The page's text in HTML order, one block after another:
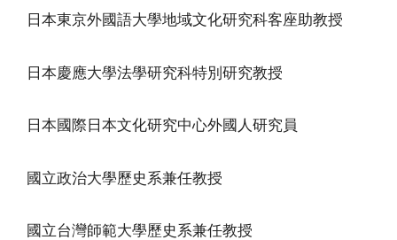
日本東京外國語大學地域文化研究科客座助教授
日本慶應大學法學研究科特別研究教授
日本國際日本文化研究中心外國人研究員
國立政治大學歷史系兼任教授
國立台灣師範大學歷史系兼任教授